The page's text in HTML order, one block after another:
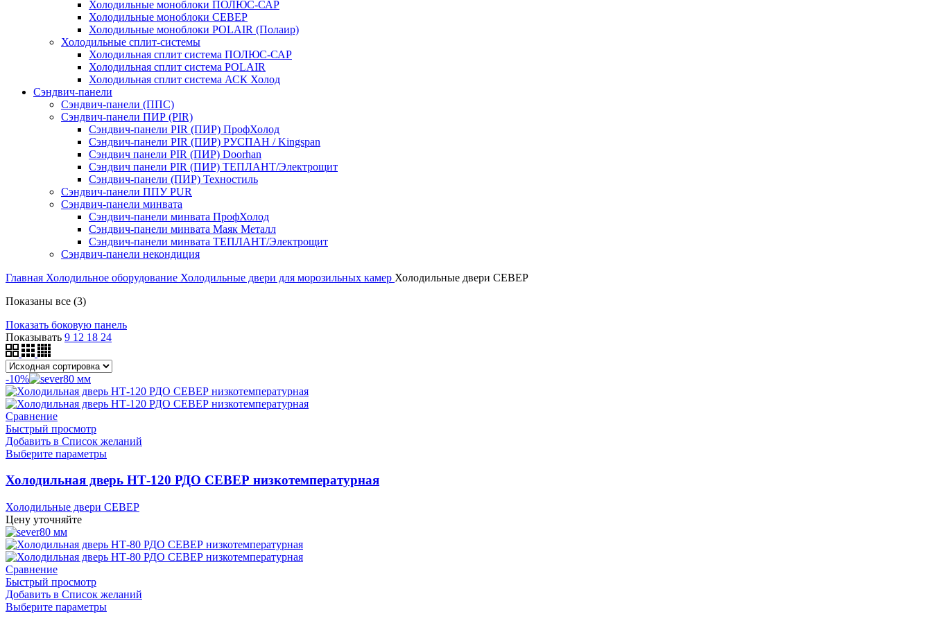
Холодильные моноблоки ПОЛЮС-САР
Холодильные моноблоки СЕВЕР
Холодильные моноблоки POLAIR (Полаир)
Холодильные сплит-системы
Холодильная сплит система ПОЛЮС-САР
Холодильная сплит система POLAIR
Холодильная сплит система АСК Холод
Сэндвич-панели
Сэндвич‑панели (ППС)
Сэндвич-панели ПИР (PIR)
Сэндвич-панели PIR (ПИР) ПрофХолод
Сэндвич-панели PIR (ПИР) РУСПАН / Kingspan
Сэндвич панели PIR (ПИР) Doorhan
Сэндвич панели PIR (ПИР) ТЕПЛАНТ/Электрощит
Сэндвич‑панели (ПИР) Техностиль
Сэндвич-панели ППУ PUR
Сэндвич-панели минвата
Сэндвич-панели минвата ПрофХолод
Сэндвич-панели минвата Маяк Металл
Сэндвич-панели минвата ТЕПЛАНТ/Электрощит
Сэндвич-панели некондиция
Главная Холодильное оборудование Холодильные двери для морозильных камер Холодильные двери СЕВЕР
Показаны все (3)
Показать боковую панель
Показывать 9 12 18 24
-10% 80 мм
Сравнение
Быстрый просмотр
Добавить в Список желаний
Выберите параметры
Холодильная дверь НТ-120 РДО СЕВЕР низкотемпературная
Холодильные двери СЕВЕР
Цену уточняйте
80 мм
Сравнение
Быстрый просмотр
Добавить в Список желаний
Выберите параметры